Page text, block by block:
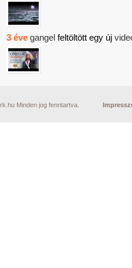
3 éve gangel feltöltött egy új
Minden jog fenntartva.